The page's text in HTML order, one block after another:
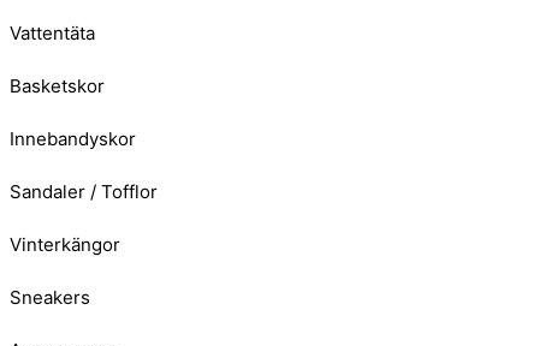
Vattentäta
Basketskor
Innebandyskor
Sandaler / Tofflor
Vinterkängor
Sneakers